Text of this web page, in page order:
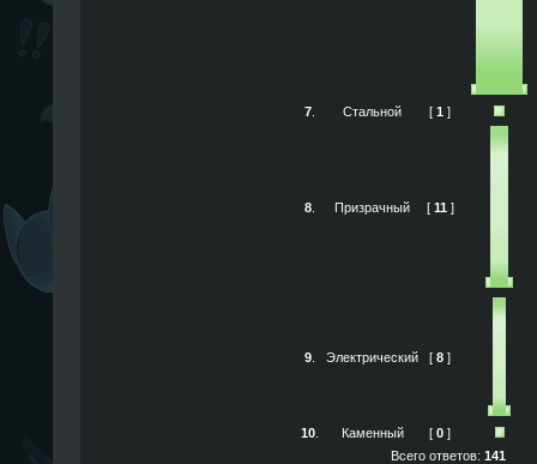
7 Стальной [ 1 ]
8 Призрачный [ 11 ]
9 Электрический [ 8 ]
10 Каменный [ 0 ]
Всего ответов: 141